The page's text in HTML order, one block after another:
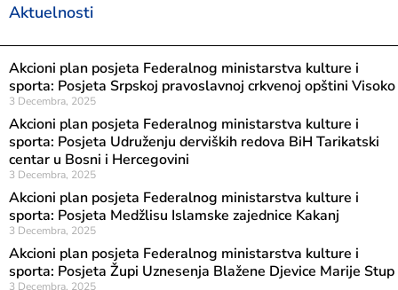
Aktuelnosti
Akcioni plan posjeta Federalnog ministarstva kulture i
sporta: Posjeta Srpskoj pravoslavnoj crkvenoj opštini Visoko
3 Decembra, 2025
Akcioni plan posjeta Federalnog ministarstva kulture i
sporta: Posjeta Udruženju derviških redova BiH Tarikatski
centar u Bosni i Hercegovini
3 Decembra, 2025
Akcioni plan posjeta Federalnog ministarstva kulture i
sporta: Posjeta Medžlisu Islamske zajednice Kakanj
3 Decembra, 2025
Akcioni plan posjeta Federalnog ministarstva kulture i
sporta: Posjeta Župi Uznesenja Blažene Djevice Marije Stup
3 Decembra, 2025